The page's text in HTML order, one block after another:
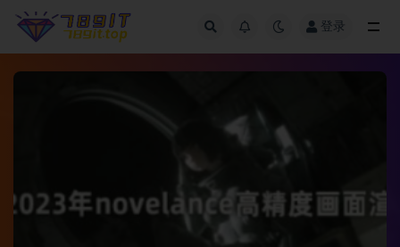
登录